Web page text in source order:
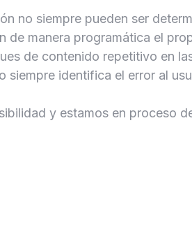
no siempre pueden ser
de manera programática el
de contenido repetitivo en
identifica el error al
y estamos en proceso